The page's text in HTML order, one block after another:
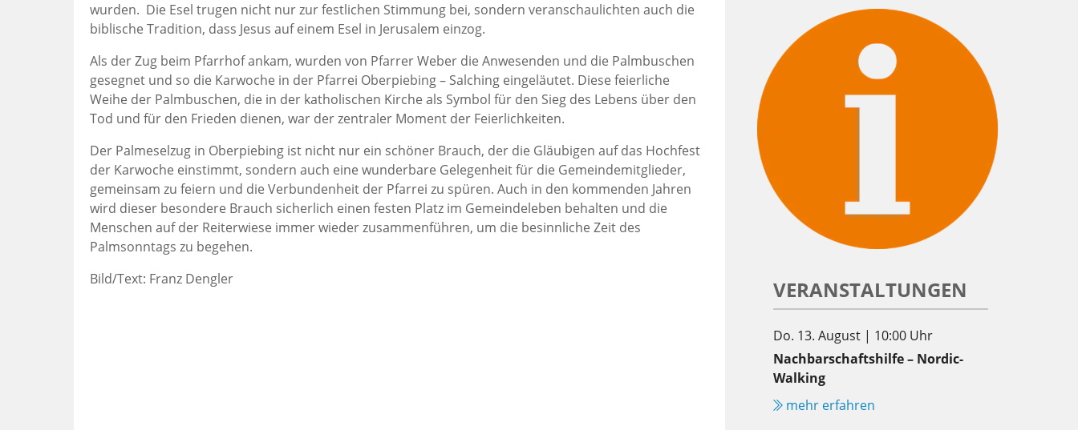
wurden. Die Esel trugen nicht nur zur festlichen Stimmung bei, sondern veranschaulichten auch die
biblische Tradition, dass Jesus auf einem Esel in Jerusalem einzog.
Als der Zug beim Pfarrhof ankam, wurden von Pfarrer Weber die Anwesenden und die Palmbuschen
gesegnet und so die Karwoche in der Pfarrei Oberpiebing – Salching eingeläutet. Diese feierliche
Weihe der Palmbuschen, die in der katholischen Kirche als Symbol für den Sieg des Lebens über den
Tod und für den Frieden dienen, war der zentraler Moment der Feierlichkeiten.
Der Palmeselzug in Oberpiebing ist nicht nur ein schöner Brauch, der die Gläubigen auf das Hochfest
der Karwoche einstimmt, sondern auch eine wunderbare Gelegenheit für die Gemeindemitglieder,
gemeinsam zu feiern und die Verbundenheit der Pfarrei zu spüren. Auch in den kommenden Jahren
wird dieser besondere Brauch sicherlich einen festen Platz im Gemeindeleben behalten und die
Menschen auf der Reiterwiese immer wieder zusammenführen, um die besinnliche Zeit des
Palmsonntags zu begehen.
Bild/Text: Franz Dengler
VERANSTALTUNGEN
Do. 13. August | 10:00 Uhr
Nachbarschaftshilfe – Nordic-
Walking
mehr erfahren